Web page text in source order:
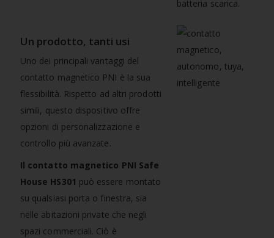
batteria scarica.
Un prodotto, tanti usi
Uno dei principali vantaggi del
contatto magnetico PNI è la sua
flessibilità. Rispetto ad altri prodotti
simili, questo dispositivo offre
opzioni di personalizzazione e
controllo più avanzate.
Il contatto magnetico PNI Safe
House HS301 può essere montato
su qualsiasi porta o finestra, sia
nelle abitazioni private che negli
spazi commerciali. Ciò è